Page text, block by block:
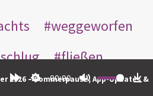
00:00
2026 – Sommerpause, App-Updates &
weggeworfen
schlug
fließen
Opferlamm